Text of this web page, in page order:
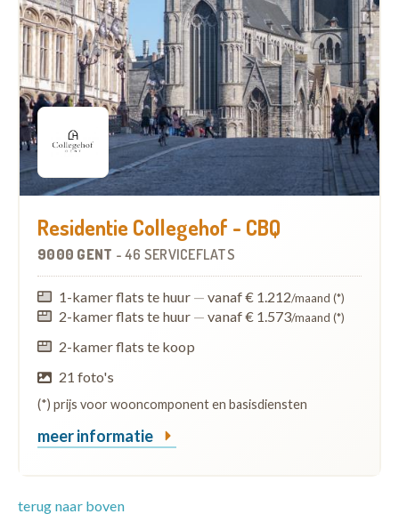
Residentie Collegehof - CBQ
9000 GENT - 46 SERVICEFLATS
1-kamer flats te huur — vanaf € 1.212/maand (*)
2-kamer flats te huur — vanaf € 1.573/maand (*)
2-kamer flats te koop
21 foto's
(*) prijs voor wooncomponent en basisdiensten
meer informatie
terug naar boven